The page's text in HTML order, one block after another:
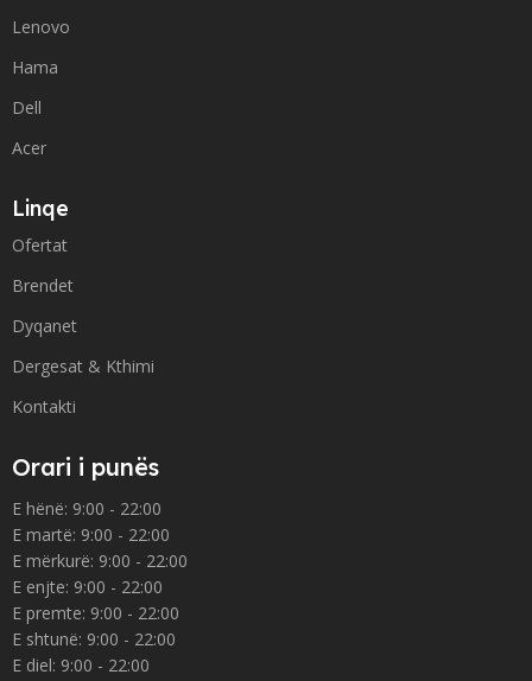
Lenovo
Hama
Dell
Acer
Linqe
Ofertat
Brendet
Dyqanet
Dergesat & Kthimi
Kontakti
Orari i punës
E hënë: 9:00 - 22:00
E martë: 9:00 - 22:00
E mërkurë: 9:00 - 22:00
E enjte: 9:00 - 22:00
E premte: 9:00 - 22:00
E shtunë: 9:00 - 22:00
E diel: 9:00 - 22:00